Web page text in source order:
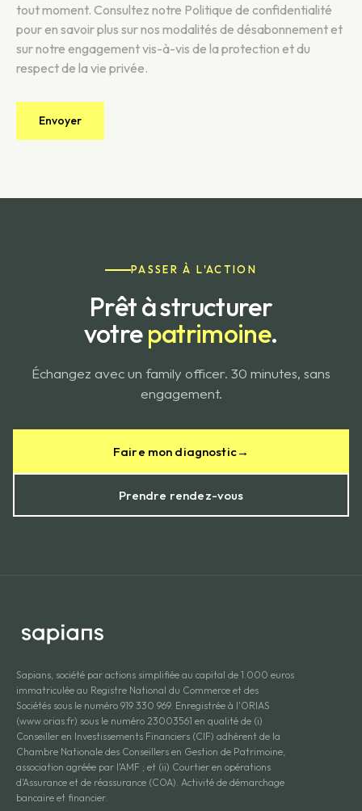
tout moment. Consultez notre Politique de confidentialité
pour en savoir plus sur nos modalités de désabonnement et
sur notre engagement vis-à-vis de la protection et du
respect de la vie privée.
PASSER À L'ACTION
Prêt à structurer
votrepatrimoine.
Échangez avec un family officer. 30 minutes, sans
engagement.
Faire mon diagnostic→
Prendre rendez-vous
Sapians, société par actions simplifiée au capital de 1.000 euros
immatriculée au Registre National du Commerce et des
Sociétés sous le numéro 919 330 969. Enregistrée à l'ORIAS
(www.orias.fr) sous le numéro 23003561 en qualité de (i)
Conseiller en Investissements Financiers (CIF) adhérent de la
Chambre Nationale des Conseillers en Gestion de Patrimoine,
association agréée par l'AMF ; et (ii) Courtier en opérations
d'Assurance et de réassurance (COA). Activité de démarchage
bancaire et financier.